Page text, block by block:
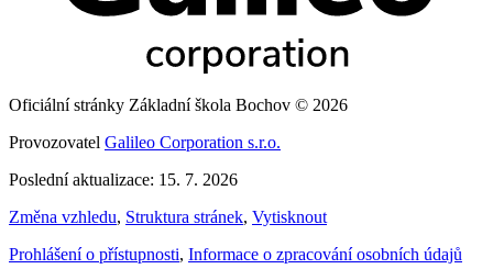
Oficiální stránky Základní škola Bochov © 2026
Provozovatel Galileo Corporation s.r.o.
Poslední aktualizace: 15. 7. 2026
Změna vzhledu, Struktura stránek, Vytisknout
Prohlášení o přístupnosti, Informace o zpracování osobních údajů